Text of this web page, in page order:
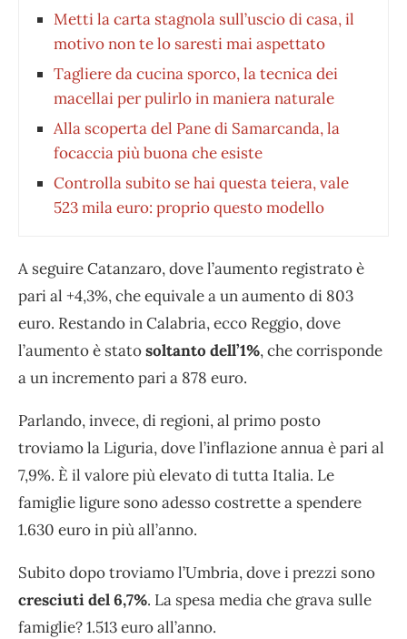
Metti la carta stagnola sull’uscio di casa, il
motivo non te lo saresti mai aspettato
Tagliere da cucina sporco, la tecnica dei
macellai per pulirlo in maniera naturale
Alla scoperta del Pane di Samarcanda, la
focaccia più buona che esiste
Controlla subito se hai questa teiera, vale
523 mila euro: proprio questo modello
A seguire Catanzaro, dove l’aumento registrato è
pari al +4,3%, che equivale a un aumento di 803
euro. Restando in Calabria, ecco Reggio, dove
l’aumento è statosoltanto dell’1%, che corrisponde
a un incremento pari a 878 euro.
Parlando, invece, di regioni, al primo posto
troviamo la Liguria, dove l’inflazione annua è pari al
7,9%. È il valore più elevato di tutta Italia. Le
famiglie ligure sono adesso costrette a spendere
1.630 euro in più all’anno.
Subito dopo troviamo l’Umbria, dove i prezzi sono
cresciuti del 6,7%. La spesa media che grava sulle
famiglie? 1.513 euro all’anno.